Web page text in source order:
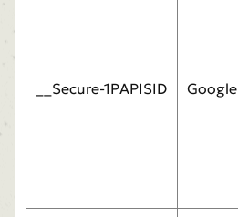
__Secure-1PAPISID Google